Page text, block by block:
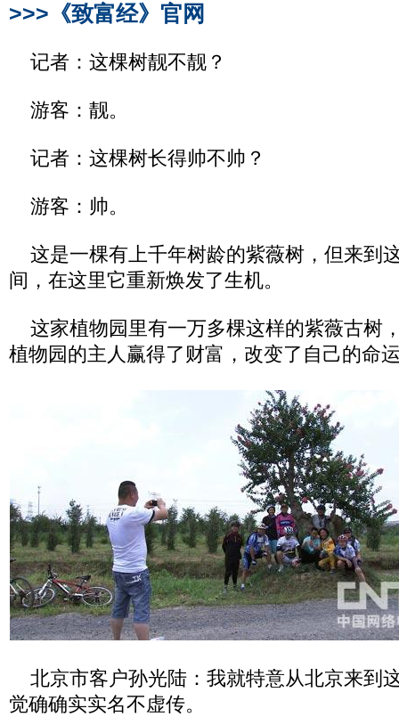
>>>《致富经》官网
记者：这棵树靓不靓？
游客：靓。
记者：这棵树长得帅不帅？
游客：帅。
这是一棵有上千年树龄的紫薇树，但来到
间，在这里它重新焕发了生机。
这家植物园里有一万多棵这样的紫薇古树
植物园的主人赢得了财富，改变了自己的命
北京市客户孙光陆：我就特意从北京来到
觉确确实实名不虚传。